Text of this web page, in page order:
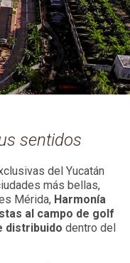
sentidos
del Yucatán
más bellas,
Mérida, Harmonía
al campo de golf
distribuido dentro del